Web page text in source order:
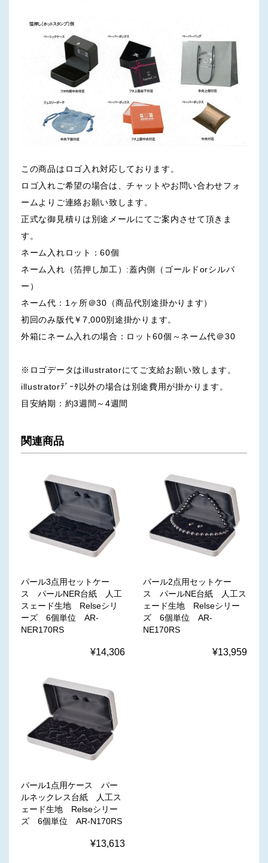
この商品はロゴ入れ対応しております。
ロゴ入れご希望の場合は、チャットやお問い合わせフォ
ームよりご連絡お願い致します。
正式な御見積りは別途メールにてご案内させて頂きま
す。
ネーム入れロット：60個
ネーム入れ（箔押し加工）:蓋内側（ゴールドorシルバ
ー）
ネーム代：1ヶ所＠30（商品代別途掛かります）
初回のみ版代￥7,000別途掛かります。
外箱にネーム入れの場合：ロット60個～ネーム代＠30
※ロゴデータはillustratorにてご支給お願い致します。
illustratorﾃﾞｰﾀ以外の場合は別途費用が掛かります。
目安納期：約3週間～4週間
関連商品
パール3点用セットケー
ス パールNER台紙 人工
スェード生地 Relseシリ
ーズ 6個単位 AR-
NER170RS
¥14,306
パール2点用セットケー
ス パールNE台紙 人工ス
ェード生地 Relseシリー
ズ 6個単位 AR-
NE170RS
¥13,959
パール1点用ケース パー
ルネックレス台紙 人工ス
ェード生地 Relseシリー
ズ 6個単位 AR-N170RS
¥13,613